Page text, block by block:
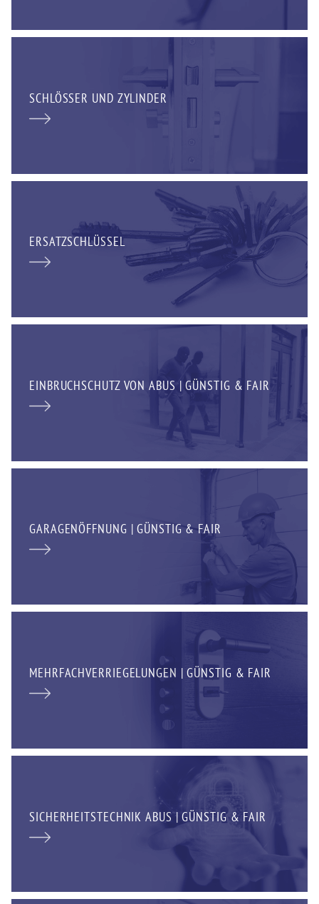
SCHLÖSSER UND ZYLINDER
ERSATZSCHLÜSSEL
EINBRUCHSCHUTZ VON ABUS | GÜNSTIG & FAIR
GARAGENÖFFNUNG | GÜNSTIG & FAIR
MEHRFACHVERRIEGELUNGEN | GÜNSTIG & FAIR
SICHERHEITSTECHNIK ABUS | GÜNSTIG & FAIR